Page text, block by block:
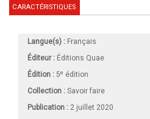
CARACTÉRISTIQUES
Langue(s) : Français
Éditeur : Éditions Quae
Édition : 5e édition
Collection : Savoir faire
Publication : 2 juillet 2020